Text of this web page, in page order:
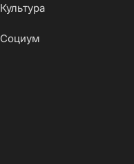
Культура
Социум